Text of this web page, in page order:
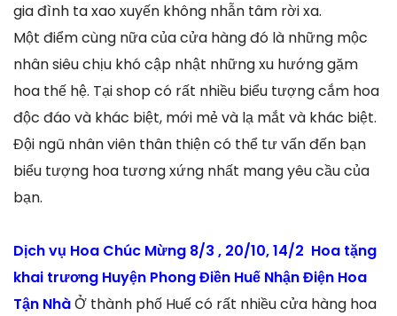
gia đình ta xao xuyến không nhẫn tâm rời xa.
Một điểm cùng nữa của cửa hàng đó là những mộc
nhân siêu chịu khó cập nhật những xu hướng gặm
hoa thế hệ. Tại shop có rất nhiều biểu tượng cắm hoa
độc đáo và khác biệt, mới mẻ và lạ mắt và khác biệt.
Đội ngũ nhân viên thân thiện có thể tư vấn đến bạn
biểu tượng hoa tương xứng nhất mang yêu cầu của
bạn.
Dịch vụ Hoa Chúc Mừng 8/3 , 20/10, 14/2 Hoa tặng
khai trương Huyện Phong Điền Huế Nhận Điện Hoa
Tận NhàỞ thành phố Huế có rất nhiều cửa hàng hoa